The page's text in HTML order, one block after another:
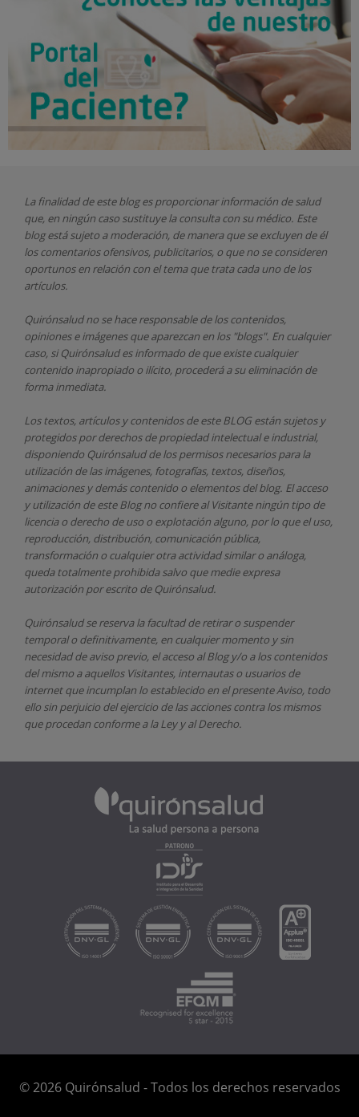
La finalidad de este blog es proporcionar información de salud
que, en ningún caso sustituye la consulta con su médico. Este
blog está sujeto a moderación, de manera que se excluyen de él
los comentarios ofensivos, publicitarios, o que no se consideren
oportunos en relación con el tema que trata cada uno de los
artículos.
Quirónsaludno se hace responsable de los contenidos,
opiniones e imágenes que aparezcan en los "blogs". En cualquier
caso, si Quirónsaludes informado de que existe cualquier
contenido inapropiado o ilícito, procederá a su eliminación de
forma inmediata.
Los textos, artículos y contenidos de este BLOG están sujetos y
protegidos por derechos de propiedad intelectual e industrial,
disponiendo Quirónsaludde los permisos necesarios para la
utilización de las imágenes, fotografías, textos, diseños,
animaciones y demás contenido o elementos del blog. El acceso
y utilización de este Blog no confiere al Visitante ningún tipo de
licencia o derecho de uso o explotación alguno, por lo que el uso,
reproducción, distribución, comunicación pública,
transformación o cualquier otra actividad similar o análoga,
queda totalmente prohibida salvo que medie expresa
autorización por escrito de Quirónsalud.
Quirónsaludse reserva la facultad de retirar o suspender
temporal o definitivamente, en cualquier momento y sin
necesidad de aviso previo, el acceso al Blog y/o a los contenidos
del mismo a aquellos Visitantes, internautas o usuarios de
internet que incumplan lo establecido en el presente Aviso, todo
ello sin perjuicio del ejercicio de las acciones contra los mismos
que procedan conforme a la Ley y al Derecho.
© 2026 Quirónsalud - Todos los derechos reservados